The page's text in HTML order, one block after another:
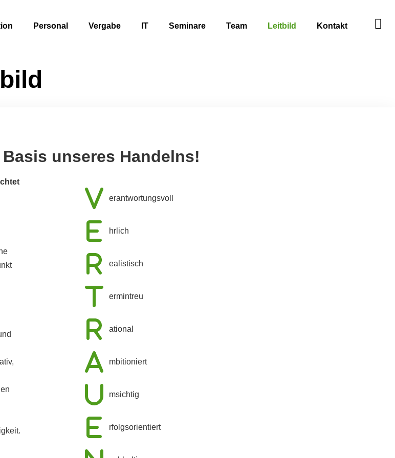
Personal Vergabe IT Seminare Team Leitbild Kontakt
unseres Handelns!
erantwortungsvoll
hrlich
ealistisch
ermintreu
ational
mbitioniert
msichtig
rfolgsorientiert